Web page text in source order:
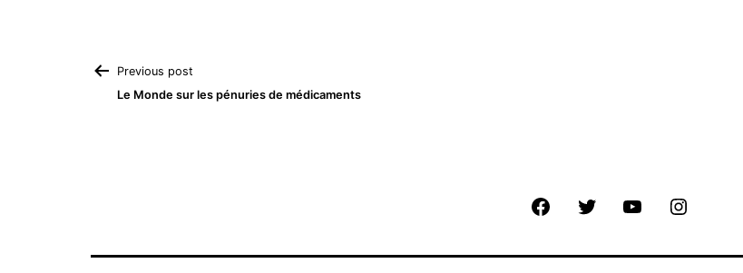
Navigation
Previous post
Le Monde sur les pénuries de médicaments
FacebookTwitter Youtube